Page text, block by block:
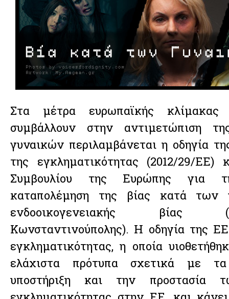
Στα μέτρα ευρωπαϊκής
συμβάλλουν στην αντιμετώπιση
γυναικών περιλαμβάνεται η οδηγία
της εγκληματικότητας (2012/29/
Συμβουλίου της Ευρώπης για
καταπολέμηση της βίας κατά των
ενδοοικογενειακής βίας
Κωνσταντινούπολης). Η οδηγία της
εγκληματικότητας, η οποία
ελάχιστα πρότυπα σχετικά με
υποστήριξη και την προστασία